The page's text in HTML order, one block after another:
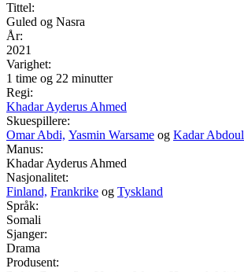
Tittel:
Guled og Nasra
År:
2021
Varighet:
1 time og 22 minutter
Regi:
Khadar Ayderus Ahmed
Skuespillere:
Omar Abdi, Yasmin Warsame og Kadar
Manus:
Khadar Ayderus Ahmed
Nasjonalitet:
Finland, Frankrike og Tyskland
Språk:
Somali
Sjanger:
Drama
Produsent: